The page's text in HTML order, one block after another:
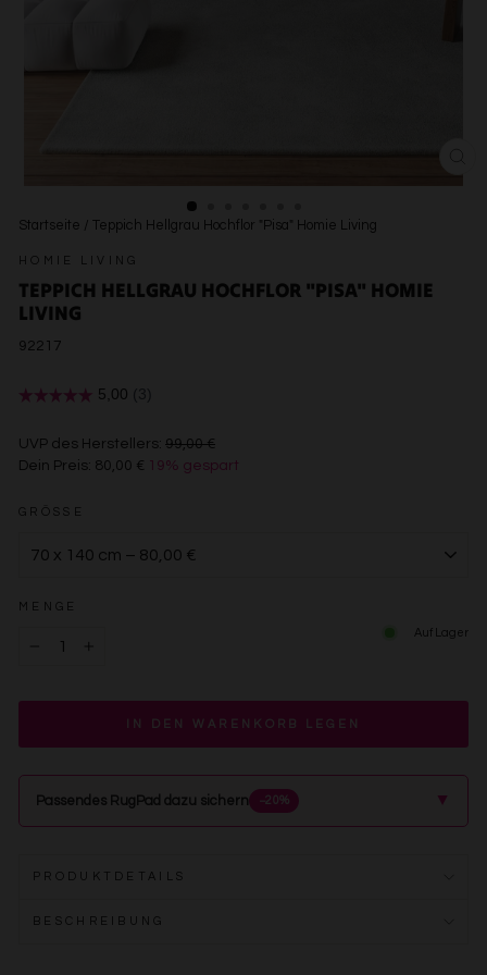
Startseite / Teppich Hellgrau Hochflor "Pisa" Homie Living
HOMIE LIVING
TEPPICH HELLGRAU HOCHFLOR "PISA" HOMIE
LIVING
92217
UVP des Herstellers: 99,00 €€99,00
Dein Preis: 80,00 € 19% gespart
GRÖSSE
MENGE
Auf Lager
IN DEN WARENKORB LEGEN
Passendes RugPad dazu sichern −20% ▲
PRODUKTDETAILS
BESCHREIBUNG